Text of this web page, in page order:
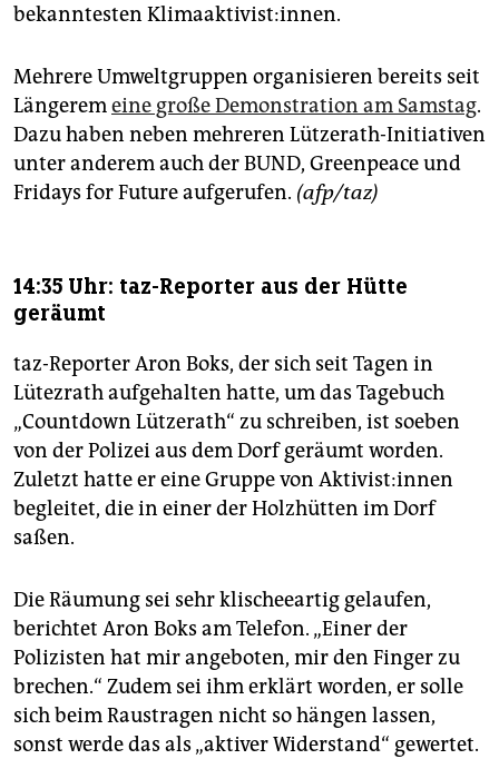
bekanntesten Klimaaktivist:innen.
Mehrere Umweltgruppen organisieren bereits seit
Längeremeine große Demonstration am Samstag.
Dazu haben neben mehreren Lützerath-Initiativen
unter anderem auch der BUND, Greenpeace und
Fridays for Future aufgerufen. (afp/taz)
14:35 Uhr: taz-Reporter aus der Hütte
geräumt
taz-Reporter Aron Boks, der sich seit Tagen in
Lütezrath aufgehalten hatte, um das Tagebuch
„Countdown Lützerath“ zu schreiben, ist soeben
von der Polizei aus dem Dorf geräumt worden.
Zuletzt hatte er eine Gruppe von Ak­ti­vis­t:in­nen
begleitet, die in einer der Holzhütten im Dorf
saßen.
Die Räumung sei sehr klischeeartig gelaufen,
berichtet Aron Boks am Telefon. „Einer der
Polizisten hat mir angeboten, mir den Finger zu
brechen.“ Zudem sei ihm erklärt worden, er solle
sich beim Raustragen nicht so hängen lassen,
sonst werde das als „aktiver Widerstand“ gewertet.